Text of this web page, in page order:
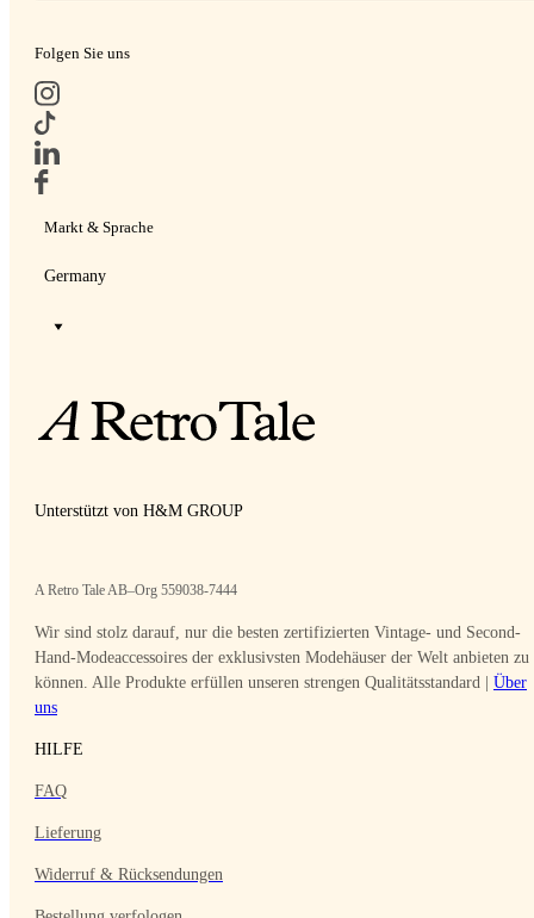
Folgen Sie uns
Markt & Sprache
Germany
Unterstützt von H&M GROUP
A Retro Tale AB–Org 559038-7444
Wir sind stolz darauf, nur die besten zertifizierten Vintage- und Second-
Hand-Modeaccessoires der exklusivsten Modehäuser der Welt anbieten zu
können. Alle Produkte erfüllen unseren strengen Qualitätsstandard | Über
uns
HILFE
FAQ
Lieferung
Widerruf & Rücksendungen